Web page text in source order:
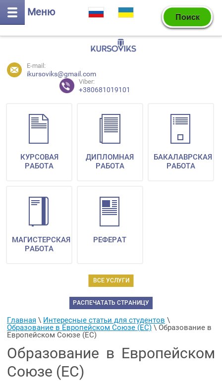
Меню
E-mail:
ikursoviks@gmail.com
Viber:
+380681019101
ВСЕ УСЛУГИ
КУРСОВАЯ
РАБОТА
ДИПЛОМНАЯ
РАБОТА
БАКАЛАВРСКАЯ
РАБОТА
МАГИСТЕРСКАЯ
РАБОТА
РЕФЕРАТ
РАСПЕЧАТАТЬ СТРАНИЦУ
Главная \ Интересные статьи для студентов
Образование в Европейском Союзе (ЕС) \ Образование в
Европейском Союзе (ЕС)
Образование в Европейском
Союзе (ЕС)